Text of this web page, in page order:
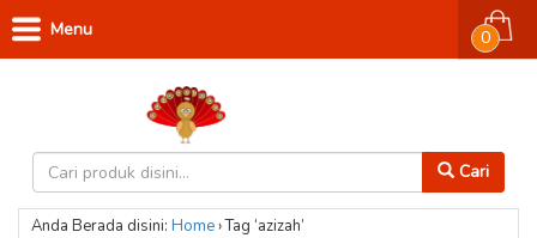
Cari
0
Menu
Anda Berada disini: Home›Tag ‘azizah’